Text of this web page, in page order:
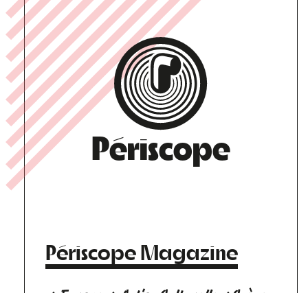
Périscope
Périscope Magazine